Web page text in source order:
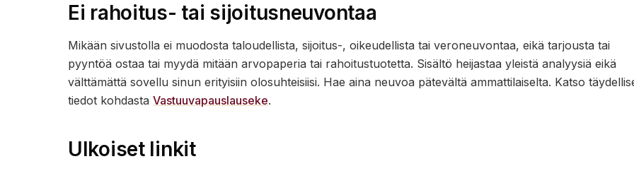
Ei rahoitus- tai sijoitusneuvontaa
Mikään sivustolla ei muodosta taloudellista, sijoitus-, oikeudellista tai veroneuvontaa, eikä tarjousta tai
pyyntöä ostaa tai myydä mitään arvopaperia tai rahoitustuotetta. Sisältö heijastaa yleistä analyysiä eikä
välttämättä sovellu sinun erityisiin olosuhteisiisi. Hae aina neuvoa pätevältä ammattilaiselta. Katso
tiedot kohdasta Vastuuvapauslauseke.
Ulkoiset linkit